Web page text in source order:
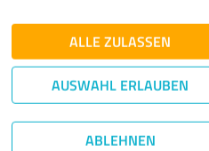
ALLE ZULASSEN
AUSWAHL ERLAUBEN
ABLEHNEN
Word nu gratis lid!